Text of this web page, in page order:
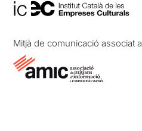
Mitjà de comunicació associat a